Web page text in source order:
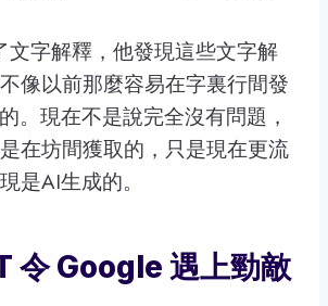
文字解釋，他發現這些文字解
像以前那麼容易在字裏行間發
。現在不是說完全沒有問題，
在坊間獲取的，只是現在更流
是AI生成的。
令 Google 遇上勁敵